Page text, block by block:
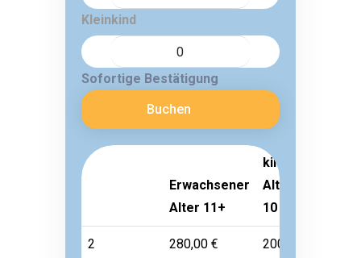
Kleinkind
Sofortige Bestätigung
Buchen
Erwachsener
Alter 11+
kind
Alter 3-
10
2
280,00 € 200,00 €